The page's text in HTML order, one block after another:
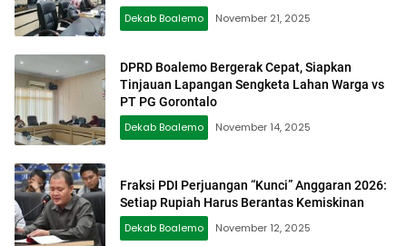
Dekab Boalemo
November 21, 2025
DPRD Boalemo Bergerak Cepat, Siapkan
Tinjauan Lapangan Sengketa Lahan Warga vs
PT PG Gorontalo
Dekab Boalemo
November 14, 2025
Fraksi PDI Perjuangan “Kunci” Anggaran 2026:
Setiap Rupiah Harus Berantas Kemiskinan
Dekab Boalemo
November 12, 2025